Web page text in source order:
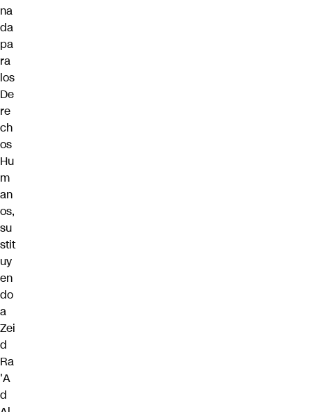
na
da
pa
ra
los
De
re
ch
os
Hu
m
an
os,
su
stit
uy
en
do
a
Zei
d
Ra
'A
d